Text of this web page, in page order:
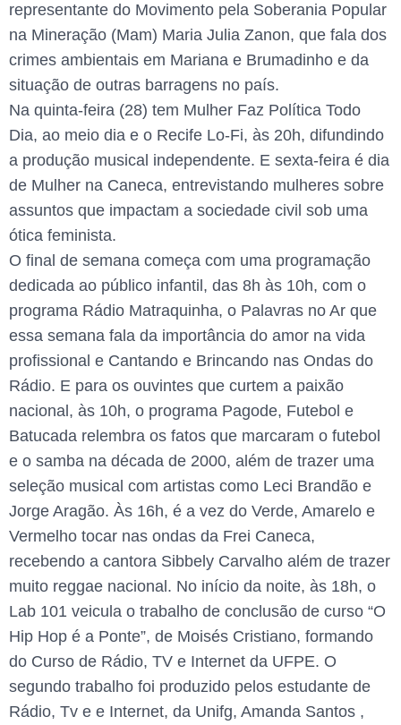
representante do Movimento pela Soberania Popular
na Mineração (Mam) Maria Julia Zanon, que fala dos
crimes ambientais em Mariana e Brumadinho e da
situação de outras barragens no país.
Na quinta-feira (28) tem Mulher Faz Política Todo
Dia, ao meio dia e o Recife Lo-Fi, às 20h, difundindo
a produção musical independente. E sexta-feira é dia
de Mulher na Caneca, entrevistando mulheres sobre
assuntos que impactam a sociedade civil sob uma
ótica feminista.
O final de semana começa com uma programação
dedicada ao público infantil, das 8h às 10h, com o
programa Rádio Matraquinha, o Palavras no Ar que
essa semana fala da importância do amor na vida
profissional e Cantando e Brincando nas Ondas do
Rádio. E para os ouvintes que curtem a paixão
nacional, às 10h, o programa Pagode, Futebol e
Batucada relembra os fatos que marcaram o futebol
e o samba na década de 2000, além de trazer uma
seleção musical com artistas como Leci Brandão e
Jorge Aragão. Às 16h, é a vez do Verde, Amarelo e
Vermelho tocar nas ondas da Frei Caneca,
recebendo a cantora Sibbely Carvalho além de trazer
muito reggae nacional. No início da noite, às 18h, o
Lab 101 veicula o trabalho de conclusão de curso “O
Hip Hop é a Ponte”, de Moisés Cristiano, formando
do Curso de Rádio, TV e Internet da UFPE. O
segundo trabalho foi produzido pelos estudante de
Rádio, Tv e e Internet, da Unifg, Amanda Santos ,